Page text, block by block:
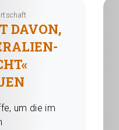
DAVON,
um die ‌im